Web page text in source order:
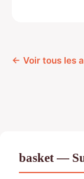
← Voir tous les
basket —